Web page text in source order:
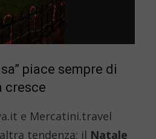
piace sempre di
cresce
e Mercatini.travel
tendenza: il Natale